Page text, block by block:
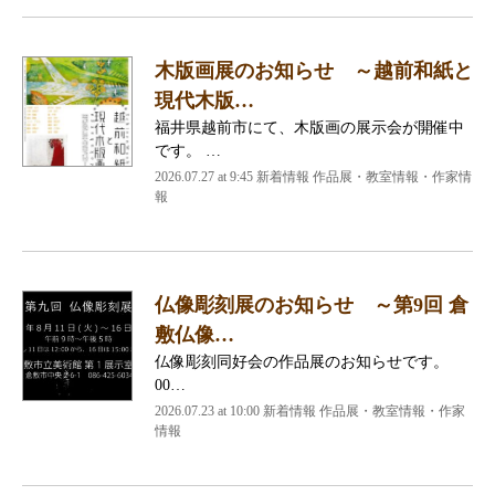
木版画展のお知らせ ～越前和紙と
現代木版…
福井県越前市にて、木版画の展示会が開催中
です。 …
2026.07.27 at 9:45 新着情報 作品展・教室情報・作家情
報
仏像彫刻展のお知らせ ～第9回 倉
敷仏像…
仏像彫刻同好会の作品展のお知らせです。
00…
2026.07.23 at 10:00 新着情報 作品展・教室情報・作家
情報